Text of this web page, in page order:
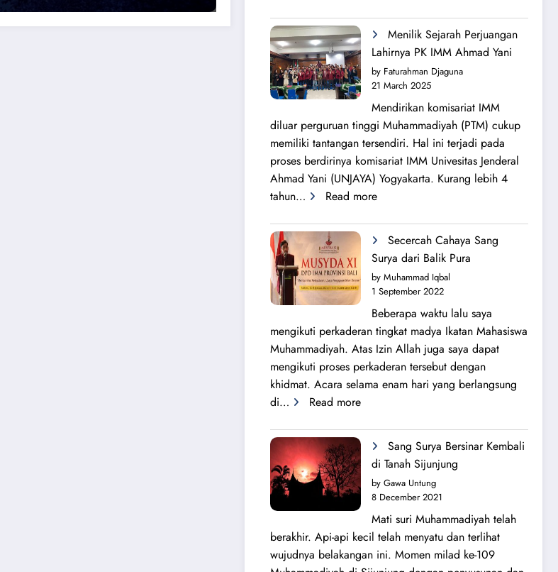
Hijrah
Syiarkan
Islam
di
Melbourne
dan
Brisbane
Menilik Sejarah Perjuangan
Lahirnya PK IMM Ahmad Yani
by Faturahman Djaguna
21 March 2025
Mendirikan komisariat IMM
diluar perguruan tinggi Muhammadiyah (PTM) cukup
memiliki tantangan tersendiri. Hal ini terjadi pada
proses berdirinya komisariat IMM Univesitas Jenderal
Ahmad Yani (UNJAYA) Yogyakarta. Kurang lebih 4
tahun…
Read more:
Perjuangan
Lahirnya
PK
IMM
Ahmad
Yani
Secercah Cahaya Sang
Surya dari Balik Pura
by Muhammad Iqbal
1 September 2022
Beberapa waktu lalu saya
mengikuti perkaderan tingkat madya Ikatan Mahasiswa
Muhammadiyah. Atas Izin Allah juga saya dapat
mengikuti proses perkaderan tersebut dengan
khidmat. Acara selama enam hari yang berlangsung
di…
Read more:
Sang
Surya
dari
Balik
Pura
Sang Surya Bersinar Kembali
di Tanah Sijunjung
by Gawa Untung
8 December 2021
Mati suri Muhammadiyah telah
berakhir. Api-api kecil telah menyatu dan terlihat
wujudnya belakangan ini. Momen milad ke-109